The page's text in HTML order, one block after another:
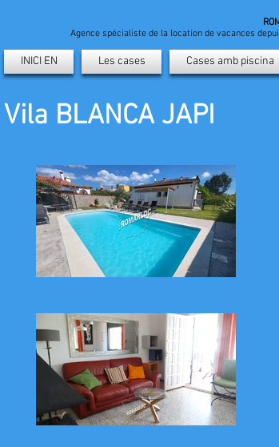
Agence spécialiste de la location de vacances
INICI EN Les cases Cases amb piscina
Vila BLANCA JAPI